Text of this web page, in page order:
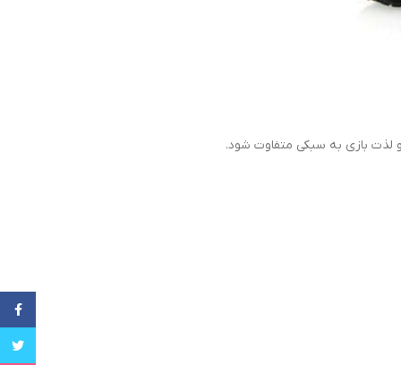
لذت بازی به سبکی متفاوت شود.